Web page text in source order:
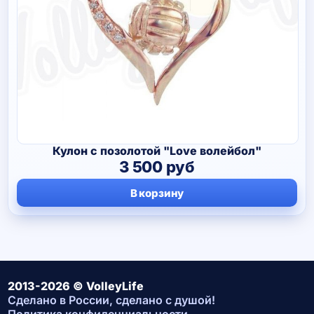
Кулон с позолотой "Love волейбол"
3 500 руб
В корзину
2013-2026 © VolleyLife
Сделано в России, сделано с душой!